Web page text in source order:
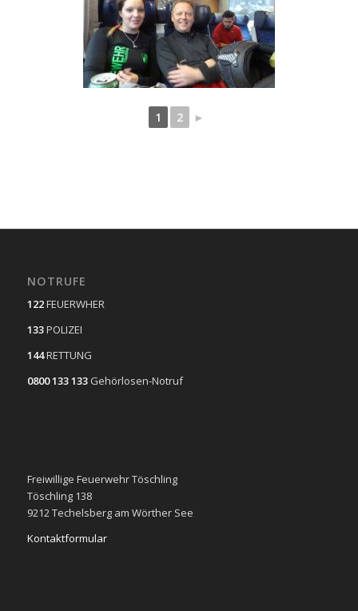
1 2 ►
NOTRUFE
122FEUERWHER
133POLIZEI
144RETTUNG
0800 133 133 Gehörlosen-Notruf
Freiwillige Feuerwehr Töschling
Töschling 138
9212 Techelsberg am Wörther See
Kontaktformular